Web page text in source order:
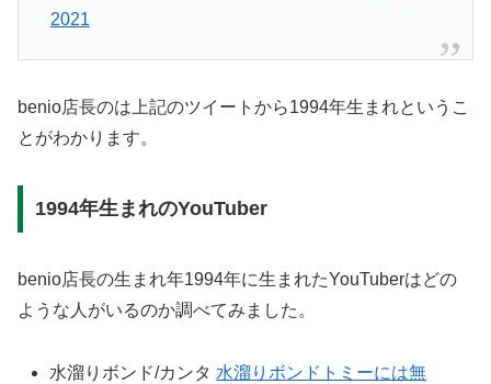
2021
benio店長のは上記のツイートから1994年生まれというこ
とがわかります。
1994年生まれのYouTuber
benio店長の生まれ年1994年に生まれたYouTuberはどの
ような人がいるのか調べてみました。
水溜りボンド/カンタ 水溜りボンドトミーには無